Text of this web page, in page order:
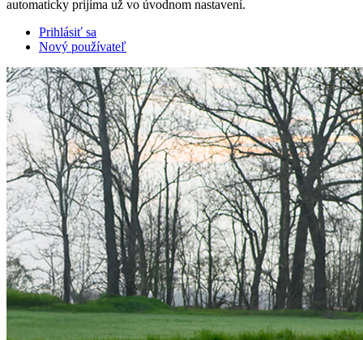
automaticky prijíma už vo úvodnom nastavení.
Prihlásiť sa
Nový používateľ